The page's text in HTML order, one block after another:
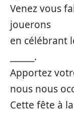
Venez vous
jouerons
en célébrant
______.
Apportez
nous nous
Cette fête à